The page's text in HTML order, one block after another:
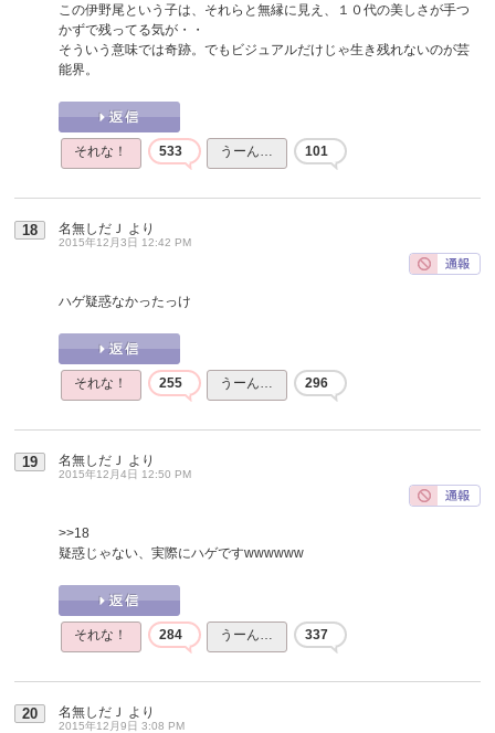
この伊野尾という子は、それらと無縁に見え、１０代の美しさが手つ
かずで残ってる気が・・
そういう意味では奇跡。でもビジュアルだけじゃ生き残れないのが芸
能界。
それな！ 533 うーん… 101
18 名無しだＪ より
2015年12月3日 12:42 PM
ハゲ疑惑なかったっけ
それな！ 255 うーん… 296
19 名無しだＪ より
2015年12月4日 12:50 PM
>>18
疑惑じゃない、実際にハゲですwwwwww
それな！ 284 うーん… 337
20 名無しだＪ より
2015年12月9日 3:08 PM